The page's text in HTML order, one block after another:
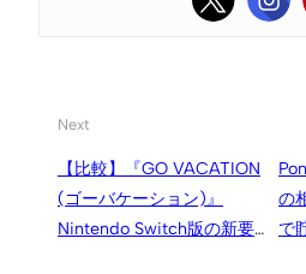
Next
【比較】『GO VACATION
(ゴーバケーション)』
Nintendo Switch版の新要
の
で